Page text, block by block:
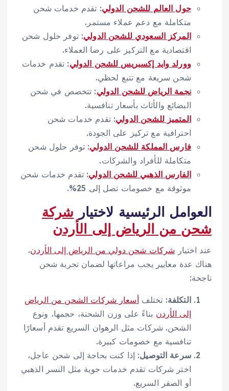
حول العالم للشحن الدولي: تقدم خدمات شحن
متكاملة مع دعم عملاء مستمر.
المركز السعودي للشحن الدولي: توفر حلول شحن
اقتصادية مع التركيز على رضا العملاء.
وورلد وايد إكسبريس للشحن الدولي: تقدم خدمات
شحن سريعة مع تتبع لحظي.
نجمة الرياض للشحن الدولي: تتخصص في شحن
البضائع والأثاث بأسعار تنافسية.
المتميز للشحن الدولي: تقدم خدمات شحن
احترافية مع تركيز على الجودة.
فارس المملكة للشحن الدولي: توفر حلول شحن
متكاملة للأفراد والشركات.
الفارس الذهبي للشحن الدولي: تقدم خدمات شحن
موثوقة مع خصومات تصل إلى 25%.
العوامل الرئيسية لاختيار شركة
شحن من الرياض إلى الأردن
عند اختيار شركات شحن دولي من الرياض إلى الأردن،
هناك عدة معايير يجب مراعاتها لضمان تجربة شحن
ناجحة:
التكلفة: تختلفأسعار شركات الشحن من الرياض
إلى الأردن بناءً على وزن الشحنة، حجمها، ونوع
الشحن. شركات مثل الرهوان السريع تقدم أسعارًا
تنافسية مع خصومات كبيرة.
سرعة التوصيل: إذا كنت بحاجة إلى شحن عاجل،
اختر شركات تقدم خدمات جوية مثل النسر الذهبي
أو الصقر السريع.